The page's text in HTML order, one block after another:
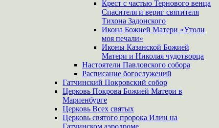
Крест с частью Тернового венца
Спасителя и вериг святителя
Тихона Задонского
Икона Божией Матери «Утоли
моя печали»
Иконы Казанской Божией
Матери и Николая чудотворца
Настоятели Павловского собора
Расписание богослужений
Гатчинский Покровский собор
Церковь Покрова Божией Матери в
Мариенбурге
Церковь Всех святых
Церковь святого пророка Илии на
Гатчинском аэродроме